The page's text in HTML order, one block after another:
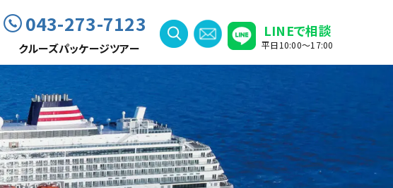
クルーズパッケージツアー
043-273-7123 LINEで相談
平日10:00〜17:00